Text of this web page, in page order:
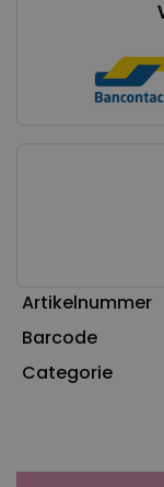
Artikelnummer
Barcode
Categorie